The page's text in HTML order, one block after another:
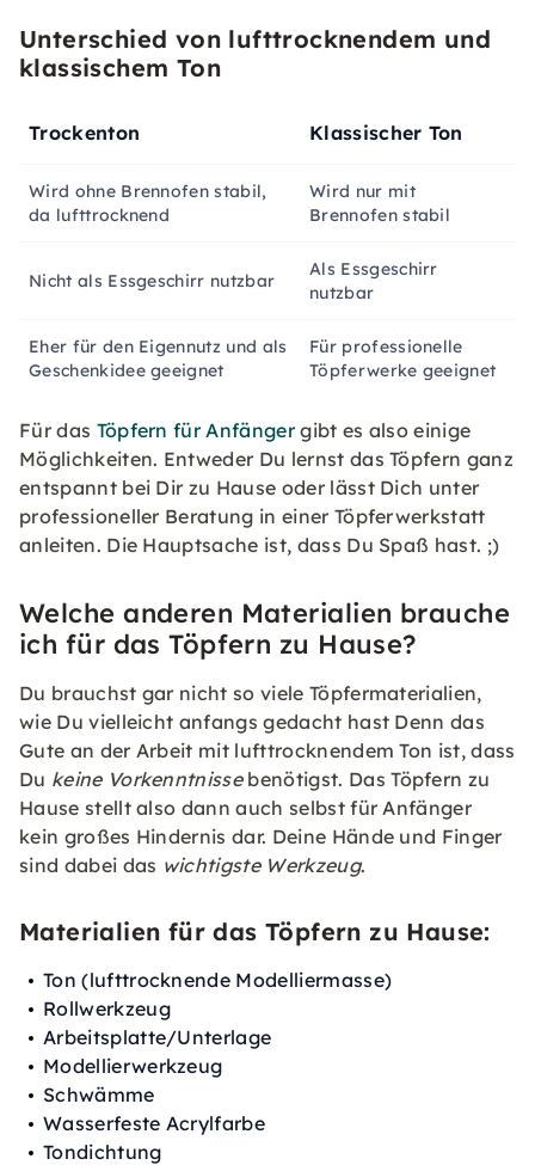
Unterschied von lufttrocknendem und
klassischem Ton
Trockenton Klassischer Ton
Wird ohne Brennofen stabil,
da lufttrocknend
Wird nur mit
Brennofen stabil
Nicht als Essgeschirr nutzbar
Als Essgeschirr
nutzbar
Eher für den Eigennutz und als
Geschenkidee geeignet
Für professionelle
Töpferwerke geeignet
Für das Töpfern für Anfängergibt es also einige
Möglichkeiten. Entweder Du lernst das Töpfern ganz
entspannt bei Dir zu Hause oder lässt Dich unter
professioneller Beratung in einer Töpferwerkstatt
anleiten. Die Hauptsache ist, dass Du Spaß hast. ;)
Welche anderen Materialien brauche
ich für das Töpfern zu Hause?
Du brauchst gar nicht so viele Töpfermaterialien,
wie Du vielleicht anfangs gedacht hast Denn das
Gute an der Arbeit mit lufttrocknendem Ton ist, dass
Du keine Vorkenntnissebenötigst. Das Töpfern zu
Hause stellt also dann auch selbst für Anfänger
kein großes Hindernis dar. Deine Hände und Finger
sind dabei das wichtigste Werkzeug.
Materialien für das Töpfern zu Hause:
Ton (lufttrocknende Modelliermasse)
Rollwerkzeug
Arbeitsplatte/Unterlage
Modellierwerkzeug
Schwämme
Wasserfeste Acrylfarbe
Tondichtung